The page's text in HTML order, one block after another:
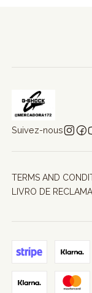
Suivez-nous
TERMS AND
LIVRO DE